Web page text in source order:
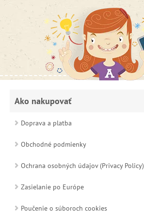
Ako nakupovať
Doprava a platba
Obchodné podmienky
Ochrana osobných údajov (Privacy Policy)
Zasielanie po Európe
Poučenie o súboroch cookies